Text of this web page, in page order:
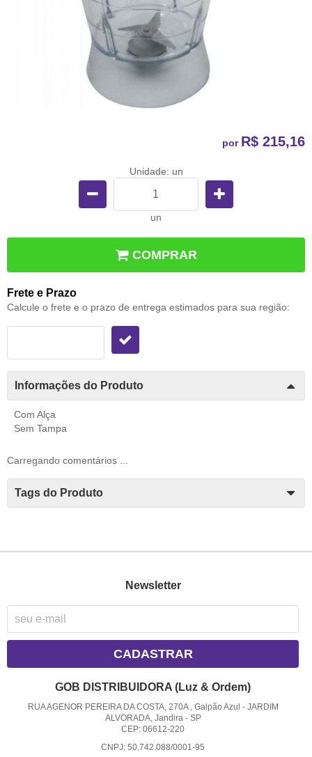
por R$ 215,16
Unidade: un
un
COMPRAR
Frete e Prazo
Calcule o frete e o prazo de entrega estimados para sua região:
Informações do Produto
Com Alça
Sem Tampa
Carregando comentários ...
Tags do Produto
Newsletter
CADASTRAR
GOB DISTRIBUIDORA (Luz & Ordem)
RUA AGENOR PEREIRA DA COSTA, 270A , Galpão Azul - JARDIM
ALVORADA, Jandira- SP
CEP: 06612-220
CNPJ: 50.742.088/0001-95